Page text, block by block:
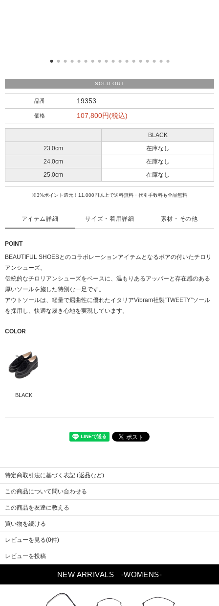
SOLD OUT
品番 19353
価格 107,800円(税込)
BLACK
23.0cm
在庫なし
24.0cm
在庫なし
25.0cm
在庫なし
※3%ポイント還元！11,000円以上で送料無料・代引手数料も全品無料
アイテム詳細
POINT
BEAUTIFUL SHOESとのコラボレーションアイテムとなるボアの付いたチロリ
アンシューズ。
伝統的なチロリアンシューズをベースに、温もりあるアッパーと存在感のある
厚いソールを施した特別な一足です。
アウトソールは、軽量で屈曲性に優れたイタリアVibram社製“TWEETY”ソール
を採用し、快適な履き心地を実現しています。
COLOR
BLACK
サイズ・着用詳細 素材・その他
底材
EVA
特定商取引法に基づく表記 (返品など)
この商品について問い合わせる
この商品を友達に教える
買い物を続ける
レビューを見る(0件)
レビューを投稿
NEW ARRIVALS -WOMENS-